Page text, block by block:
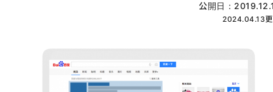
公開日：
2024.04.13